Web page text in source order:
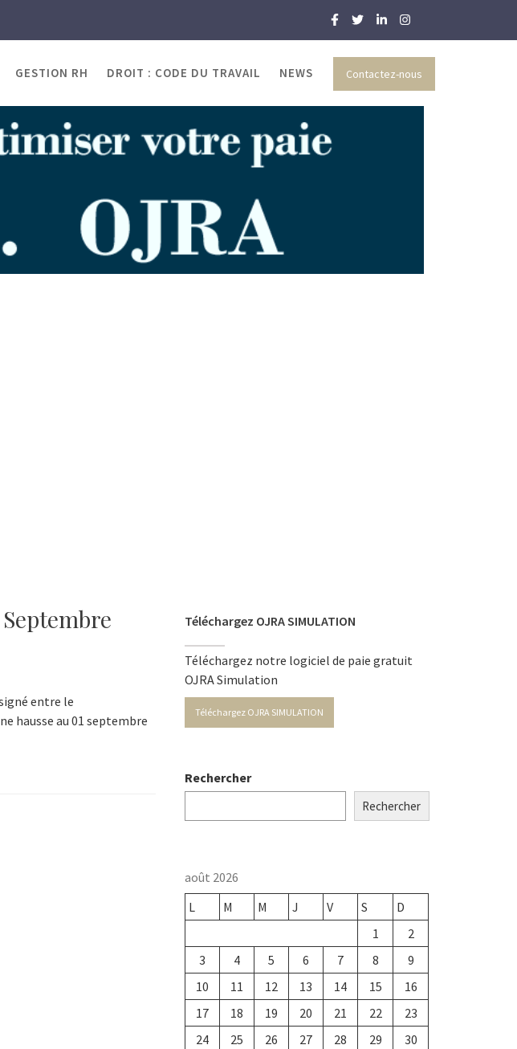
Contactez-nous
GESTION RH DROIT : CODE DU TRAVAIL NEWS
maroc 2023
entre le
hausse au 01 septembre
Téléchargez OJRA SIMULATION
Téléchargez notre logiciel de paie gratuit
OJRA Simulation
Téléchargez OJRA SIMULATION
Rechercher
Rechercher
août 2026
L
M M J V S
D
1
2
3
4 5 6 7 8
9
10
11 12 13 14 15
16
17
18 19 20 21 22
23
24
25 26 27 28 29
30